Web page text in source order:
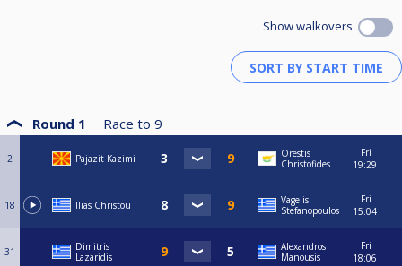
- Each player is entitled to a time out of 5 minutes in each match, the player
be in his position, unless he also uses his own time out, it is forbidden to
hit balls during the time out. If the 5 minute time is exceeded, the opponent
Official pants, not jeans
T-shirt with collar
No sneakers allowed, only full black sneakers will be accepted
Show walkovers
Round 1 Race to 9
2 Pajazit Kazimi
Orestis
Christofides
Fri
19:29
18 Ilias Christou
Vagelis
Stefanopoulos
Fri
15:04
31
Dimitris
Lazaridis
Alexandros
Manousis
Fri
18:06